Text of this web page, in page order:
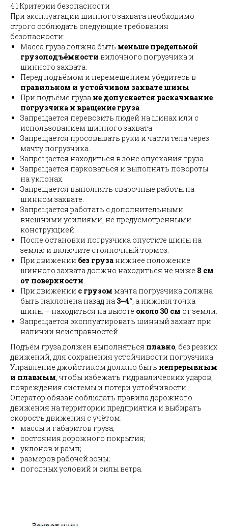
4.1 Критерии безопасности
При эксплуатации шинного захвата необходимо
строго соблюдать следующие требования
безопасности:
Масса груза должна быть меньше предельной
грузоподъёмности вилочного погрузчика и
шинного захвата.
Перед подъёмом и перемещением убедитесь в
правильном и устойчивом захвате шины.
При подъёме груза не допускается раскачивание
погрузчика и вращение груза.
Запрещается перевозить людей на шинах или с
использованием шинного захвата.
Запрещается просовывать руки и части тела через
мачту погрузчика.
Запрещается находиться в зоне опускания груза.
Запрещается парковаться и выполнять повороты
на уклонах.
Запрещается выполнять сварочные работы на
шинном захвате.
Запрещается работать с дополнительными
внешними усилиями, не предусмотренными
конструкцией.
После остановки погрузчика опустите шины на
землю и включите стояночный тормоз.
При движении без груза нижнее положение
шинного захвата должно находиться не ниже 8 см
от поверхности.
При движении с грузом мачта погрузчика должна
быть наклонена назад на 3–4°, а нижняя точка
шины — находиться на высоте около 30 см от земли.
Запрещается эксплуатировать шинный захват при
наличии неисправностей.
Подъём груза должен выполняться плавно, без резких
движений, для сохранения устойчивости погрузчика.
Управление джойстиком должно быть непрерывным
и плавным, чтобы избежать гидравлических ударов,
повреждения системы и потери устойчивости.
Оператор обязан соблюдать правила дорожного
движения на территории предприятия и выбирать
скорость движения с учётом:
массы и габаритов груза;
состояния дорожного покрытия;
уклонов и рамп;
размеров рабочей зоны;
погодных условий и силы ветра.